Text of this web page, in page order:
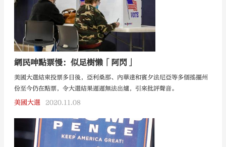
上更可能出現落差。
網民呻點票慢：似足樹懶「阿閃」
美國大選結束投票多日後，亞利桑那、內華達和賓夕法尼亞等多個搖擺州
份至今仍在點票，令大選結果遲遲無法出爐，引來批評聲音。
美國大選 2020.11.08